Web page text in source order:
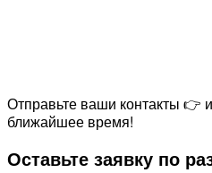
Отправьте ваши контакты 👉
ближайшее время!
Оставьте заявку по